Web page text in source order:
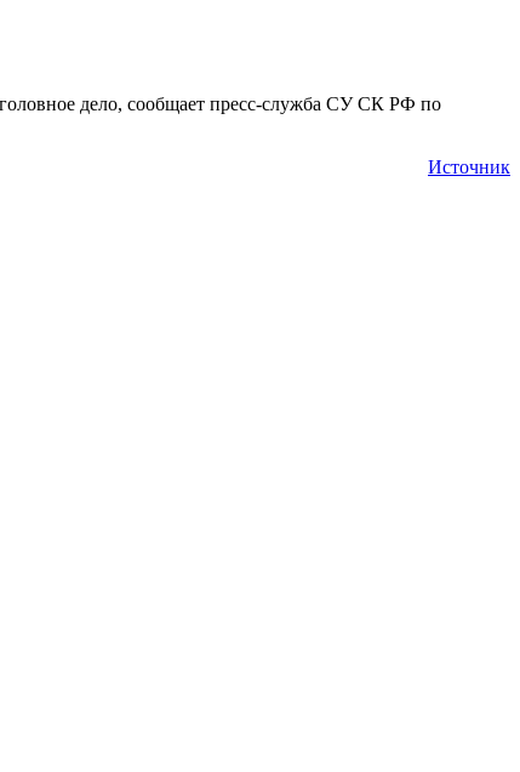
дело, сообщает пресс-служба СУ СК РФ по
Источник